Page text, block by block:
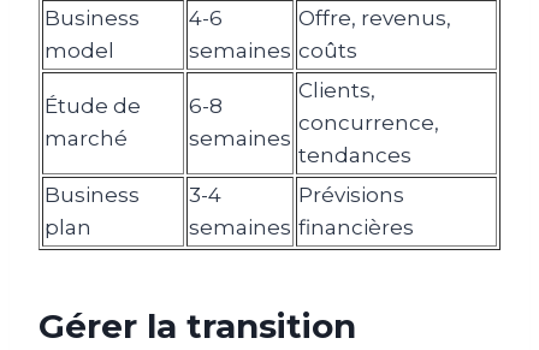
Business
model
4-6
semaines
Offre, revenus,
coûts
Étude de
marché
6-8
semaines
Clients,
concurrence,
tendances
Business
plan
3-4
semaines
Prévisions
financières
Gérer la transition